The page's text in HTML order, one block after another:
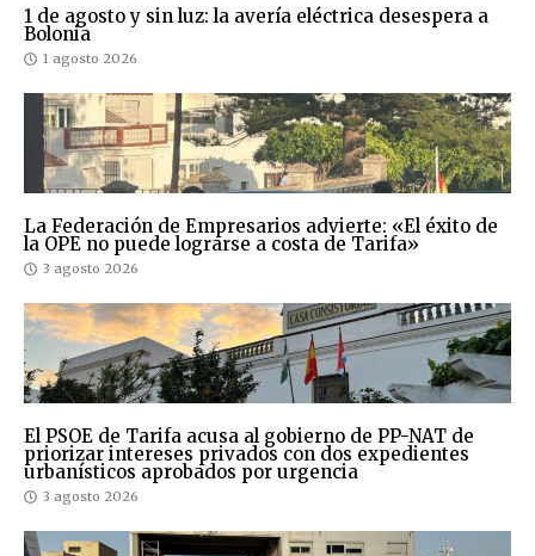
1 de agosto y sin luz: la avería eléctrica desespera a
Bolonia
1 agosto 2026
La Federación de Empresarios advierte: «El éxito de
la OPE no puede lograrse a costa de Tarifa»
3 agosto 2026
El PSOE de Tarifa acusa al gobierno de PP-NAT de
priorizar intereses privados con dos expedientes
urbanísticos aprobados por urgencia
3 agosto 2026